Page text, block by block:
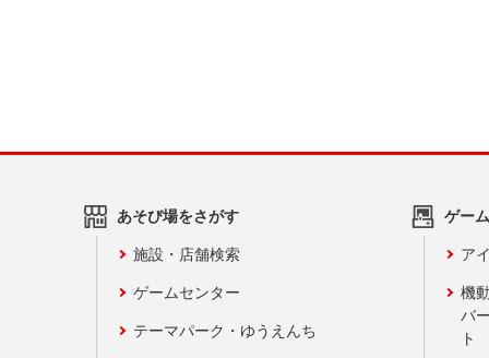
あそび場をさがす
施設・店舗検索
ゲームセンター
テーマパーク・ゆうえんち
ゲー
ア
機
バ
ト